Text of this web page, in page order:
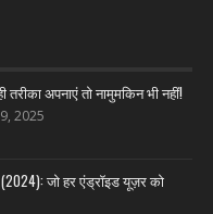
अपनाएं तो नामुमकिन भी नहीं!
2025
जो हर एंड्रॉइड यूज़र को